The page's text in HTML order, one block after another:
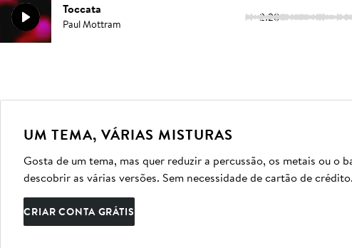
Toccata
Paul Mottram 2:28
UM TEMA, VÁRIAS MISTURAS
Gosta de um tema, mas quer reduzir a percussão, os metais ou o
descobrir as várias versões. Sem necessidade de cartão de crédito.
CRIAR CONTA GRÁTIS